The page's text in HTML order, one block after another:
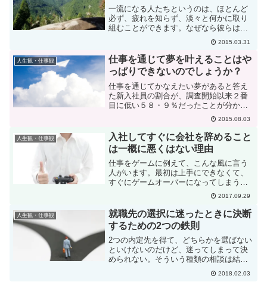
一流になる人たちというのは、ほとんど
必ず、疲れを知らず、淡々と何かに取り
組むことができます。なぜなら彼らは
「努力を努力と思わず、努力そのものが
楽しい」からです。純粋にそのことに
「熱中」しているから、頑張る必要がな
いんですね。「頑張る」人は一...
2015.03.31
人生観・仕事観
仕事を通じて夢を叶えることはや
っぱりできないのでしょうか？
仕事を通じてかなえたい夢があると答え
た新入社員の割合が、調査開始以来２番
目に低い５８・９％だったことが分かっ
た。前年比７・１ポイントの減少で、減
少幅もこれまでで最も大きかった。仕事
を通じて叶えたい夢があると答えた新入
社員の割合が大幅減 (2...
2015.08.03
人生観・仕事観
入社してすぐに会社を辞めること
は一概に悪くはない理由
仕事をゲームに例えて、こんな風に言う
人がいます。最初は上手にできなくて、
すぐにゲームオーバーになってしまう。
でもだからと言って、このゲームはつま
らないとすぐ投げ出していたら、どんな
ゲームでも上手くなれない。仕事でも、
最初はつまらなくても、が...
2017.09.29
人生観・仕事観
就職先の選択に迷ったときに決断
するための2つの鉄則
2つの内定先を得て、どちらかを選ばない
といけないのだけど、迷ってしまって決
められない。そういう種類の相談は結構
多いです。色々な条件を比較してみても
一長一短で決められないとき、まして、
2018.02.03